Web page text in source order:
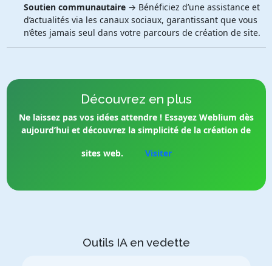
Soutien communautaire→ Bénéficiez d’une assistance et
d’actualités via les canaux sociaux, garantissant que vous
n’êtes jamais seul dans votre parcours de création de site.
Découvrez en plus
Ne laissez pas vos idées attendre ! Essayez Weblium dès
aujourd’hui et découvrez la simplicité de la création de
sites web.
Visiter
Outils IA en vedette